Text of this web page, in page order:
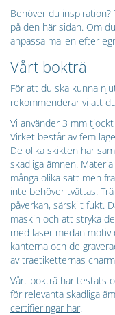
Behöver du
på den här sidan. Om
anpassa mallen efter
Vårt bokträ
För att du ska kunna
rekommenderar vi att
Vi använder 3 mm
Virket består av fem
De olika skikten har
skadliga ämnen.
många olika sätt men
inte behöver tvättas.
påverkan, särskilt fukt.
maskin och att stryka
med laser medan
kanterna och de
av träetiketternas
Vårt bokträ har testats
för relevanta skadliga
certifieringar här.